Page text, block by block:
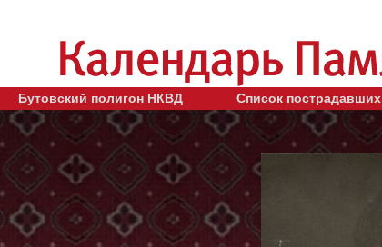
Бутовский полигон НКВД Список пострадавших